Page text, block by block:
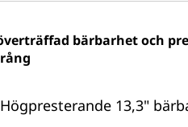
bärbarhet och
Högpresterande 13,3"